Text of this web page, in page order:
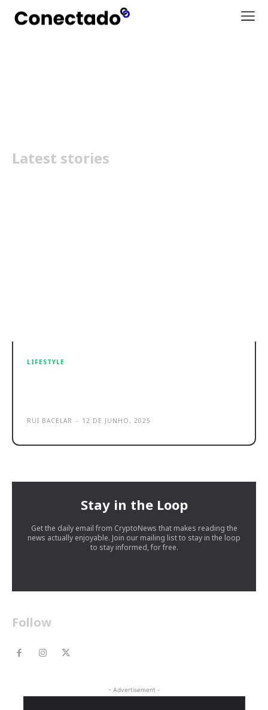
Latest stories
LIFESTYLE
RUI BACELAR - 12 DE JUNHO, 2025
Stay in the Loop
Get the daily email from CryptoNews that makes reading the
news actually enjoyable. Join our mailing list to stay in the loop
to stay informed, for free.
Follow
- Advertisement -